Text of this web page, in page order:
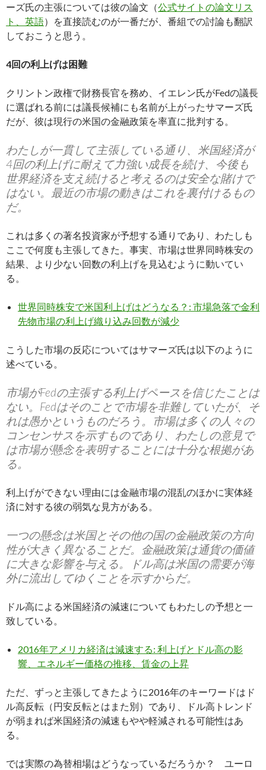
ーズ氏の主張については彼の論文（公式サイトの論文リス
ト、英語）を直接読むのが一番だが、番組での討論も翻訳
しておこうと思う。
4回の利上げは困難
クリントン政権で財務長官を務め、イエレン氏がFedの議長
に選ばれる前には議長候補にも名前が上がったサマーズ氏
だが、彼は現行の米国の金融政策を率直に批判する。
わたしが一貫して主張している通り、米国経済が
4回の利上げに耐えて力強い成長を続け、今後も
世界経済を支え続けると考えるのは安全な賭けで
はない。最近の市場の動きはこれを裏付けるもの
だ。
これは多くの著名投資家が予想する通りであり、わたしも
ここで何度も主張してきた。事実、市場は世界同時株安の
結果、より少ない回数の利上げを見込むように動いてい
る。
世界同時株安で米国利上げはどうなる？: 市場急落で金利
先物市場の利上げ織り込み回数が減少
こうした市場の反応についてはサマーズ氏は以下のように
述べている。
市場がFedの主張する利上げペースを信じたことは
ない。Fedはそのことで市場を非難していたが、そ
れは愚かというものだろう。市場は多くの人々の
コンセンサスを示すものであり、わたしの意見で
は市場が懸念を表明することには十分な根拠があ
る。
利上げができない理由には金融市場の混乱のほかに実体経
済に対する彼の弱気な見方がある。
一つの懸念は米国とその他の国の金融政策の方向
性が大きく異なることだ。金融政策は通貨の価値
に大きな影響を与える。ドル高は米国の需要が海
外に流出してゆくことを示すからだ。
ドル高による米国経済の減速についてもわたしの予想と一
致している。
2016年アメリカ経済は減速する: 利上げとドル高の影
響、エネルギー価格の推移、賃金の上昇
ただ、ずっと主張してきたように2016年のキーワードはド
ル高反転（円安反転とはまた別）であり、ドル高トレンド
が弱まれば米国経済の減速もやや軽減される可能性はあ
る。
では実際の為替相場はどうなっているだろうか？ ユーロ